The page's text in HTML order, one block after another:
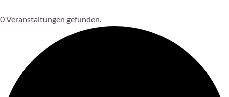
0 Veranstaltungen gefunden.